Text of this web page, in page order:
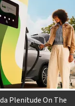
Plenitude On The